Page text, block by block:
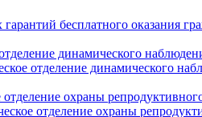
бесплатного оказания
динамического
отделение динамического
отделение охраны
отделение охраны